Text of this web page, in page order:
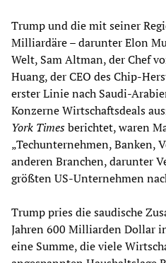
Trump und die mit seiner
Milliardäre – darunter Elon
Welt, Sam Altman, der Chef
Huang, der CEO des Chip-
erster Linie nach Saudi-
Konzerne Wirtschaftsdeals
York Timesberichtet, waren
„Techunternehmen, Banken,
anderen Branchen, darunter
größten US-Unternehmen
Trump pries die saudische
Jahren 600 Milliarden Dollar
eine Summe, die viele